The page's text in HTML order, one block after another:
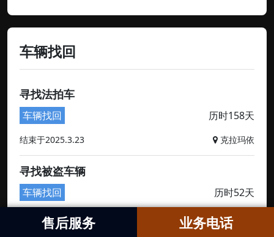
车辆找回
寻找法拍车
车辆找回 历时158天
结束于2025.3.23 克拉玛依
寻找被盗车辆
车辆找回 历时52天
结束于2024.12.5
售后服务 业务电话